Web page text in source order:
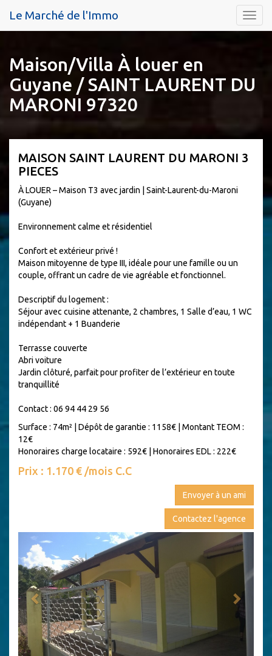
Menu
Le Marché de l'Immo
Maison/Villa À louer en
Guyane / SAINT LAURENT DU
MARONI 97320
MAISON SAINT LAURENT DU MARONI 3
PIECES
À LOUER – Maison T3 avec jardin | Saint-Laurent-du-Maroni
(Guyane)
Environnement calme et résidentiel
Confort et extérieur privé !
Maison mitoyenne de type III, idéale pour une famille ou un
couple, offrant un cadre de vie agréable et fonctionnel.
Descriptif du logement :
Séjour avec cuisine attenante, 2 chambres, 1 Salle d’eau, 1 WC
indépendant + 1 Buanderie
Terrasse couverte
Abri voiture
Jardin clôturé, parfait pour profiter de l’extérieur en toute
tranquillité
Contact : 06 94 44 29 56
Surface : 74m²
Dépôt de garantie : 1158€
Montant TEOM :
12€
Honoraires charge locataire : 592€
Honoraires EDL : 222€
Prix : 1.170 € /mois C.C
Envoyer à un ami
Contactez l'agence
Previous Next